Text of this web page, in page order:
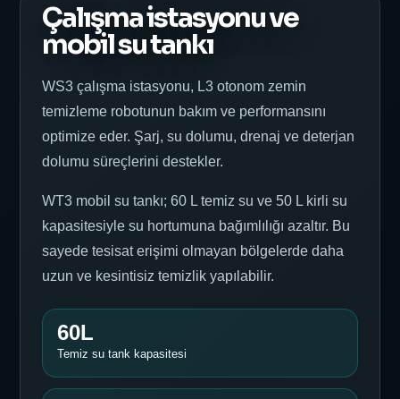
Çalışma istasyonu ve
mobil su tankı
WS3 çalışma istasyonu, L3 otonom zemin
temizleme robotunun bakım ve performansını
optimize eder. Şarj, su dolumu, drenaj ve deterjan
dolumu süreçlerini destekler.
WT3 mobil su tankı; 60 L temiz su ve 50 L kirli su
kapasitesiyle su hortumuna bağımlılığı azaltır. Bu
sayede tesisat erişimi olmayan bölgelerde daha
uzun ve kesintisiz temizlik yapılabilir.
60L
Temiz su tank kapasitesi